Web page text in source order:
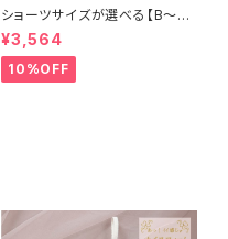
ショーツサイズが選べる【B〜D】
シャルマン ブラ＆ショーツ
¥3,564
10%OFF